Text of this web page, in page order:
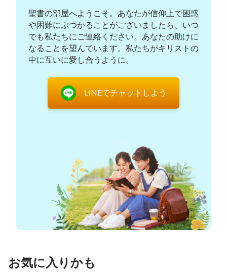
領域に戻り、暗闇に陥ることになるでしょう。神様
が私たちを祈らせるのは、私たちがいかなる時も神
様のご配慮と保護の下で暮らせるようにするためで
す。これが私たちに対する神様の愛なのです。
神様は本当に私たちの祈りをお聞きになるでしょ
うか。それは、私たちが心を込めて誠実に神様を崇
めているかどうかによります。主イエスはかつて言
が、霊とまこととをもって父を礼拝する時が来る。
そうだ、今きている。父は、このような礼拝をする
聖書の部屋へようこそ。あなたが信仰上で困惑
や困難にぶつかることがございましたら、いつ
でも私たちにご連絡ください。あなたの助けに
なることを望んでいます。私たちがキリストの
中に互いに愛し合うように。
LINEでチャットしよう
お気に入りかも